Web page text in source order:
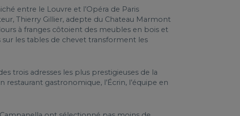
entre le Louvre et l’Opéra de Paris
Thierry Gillier, adepte du Chateau Marmont
à franges côtoient des meubles en bois et
les tables de chevet transforment les
trois adresses les plus prestigieuses de la
gastronomique, l’Écrin, l’équipe en